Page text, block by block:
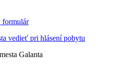
formulár
vedieť pri hlásení pobytu